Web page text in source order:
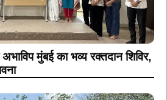
मुंबई का भव्य रक्तदान शिविर,